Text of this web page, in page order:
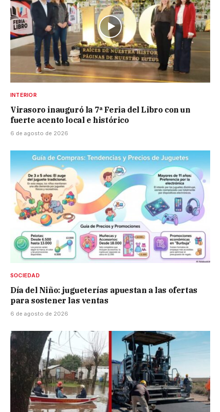
INTERIOR
Virasoro inauguró la 7ª Feria del Libro con un
fuerte acento local e histórico
6 de agosto de 2026
SOCIEDAD
Día del Niño: jugueterías apuestan a las ofertas
para sostener las ventas
6 de agosto de 2026